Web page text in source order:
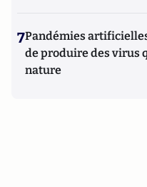
7Pandémies
de produire des virus
nature